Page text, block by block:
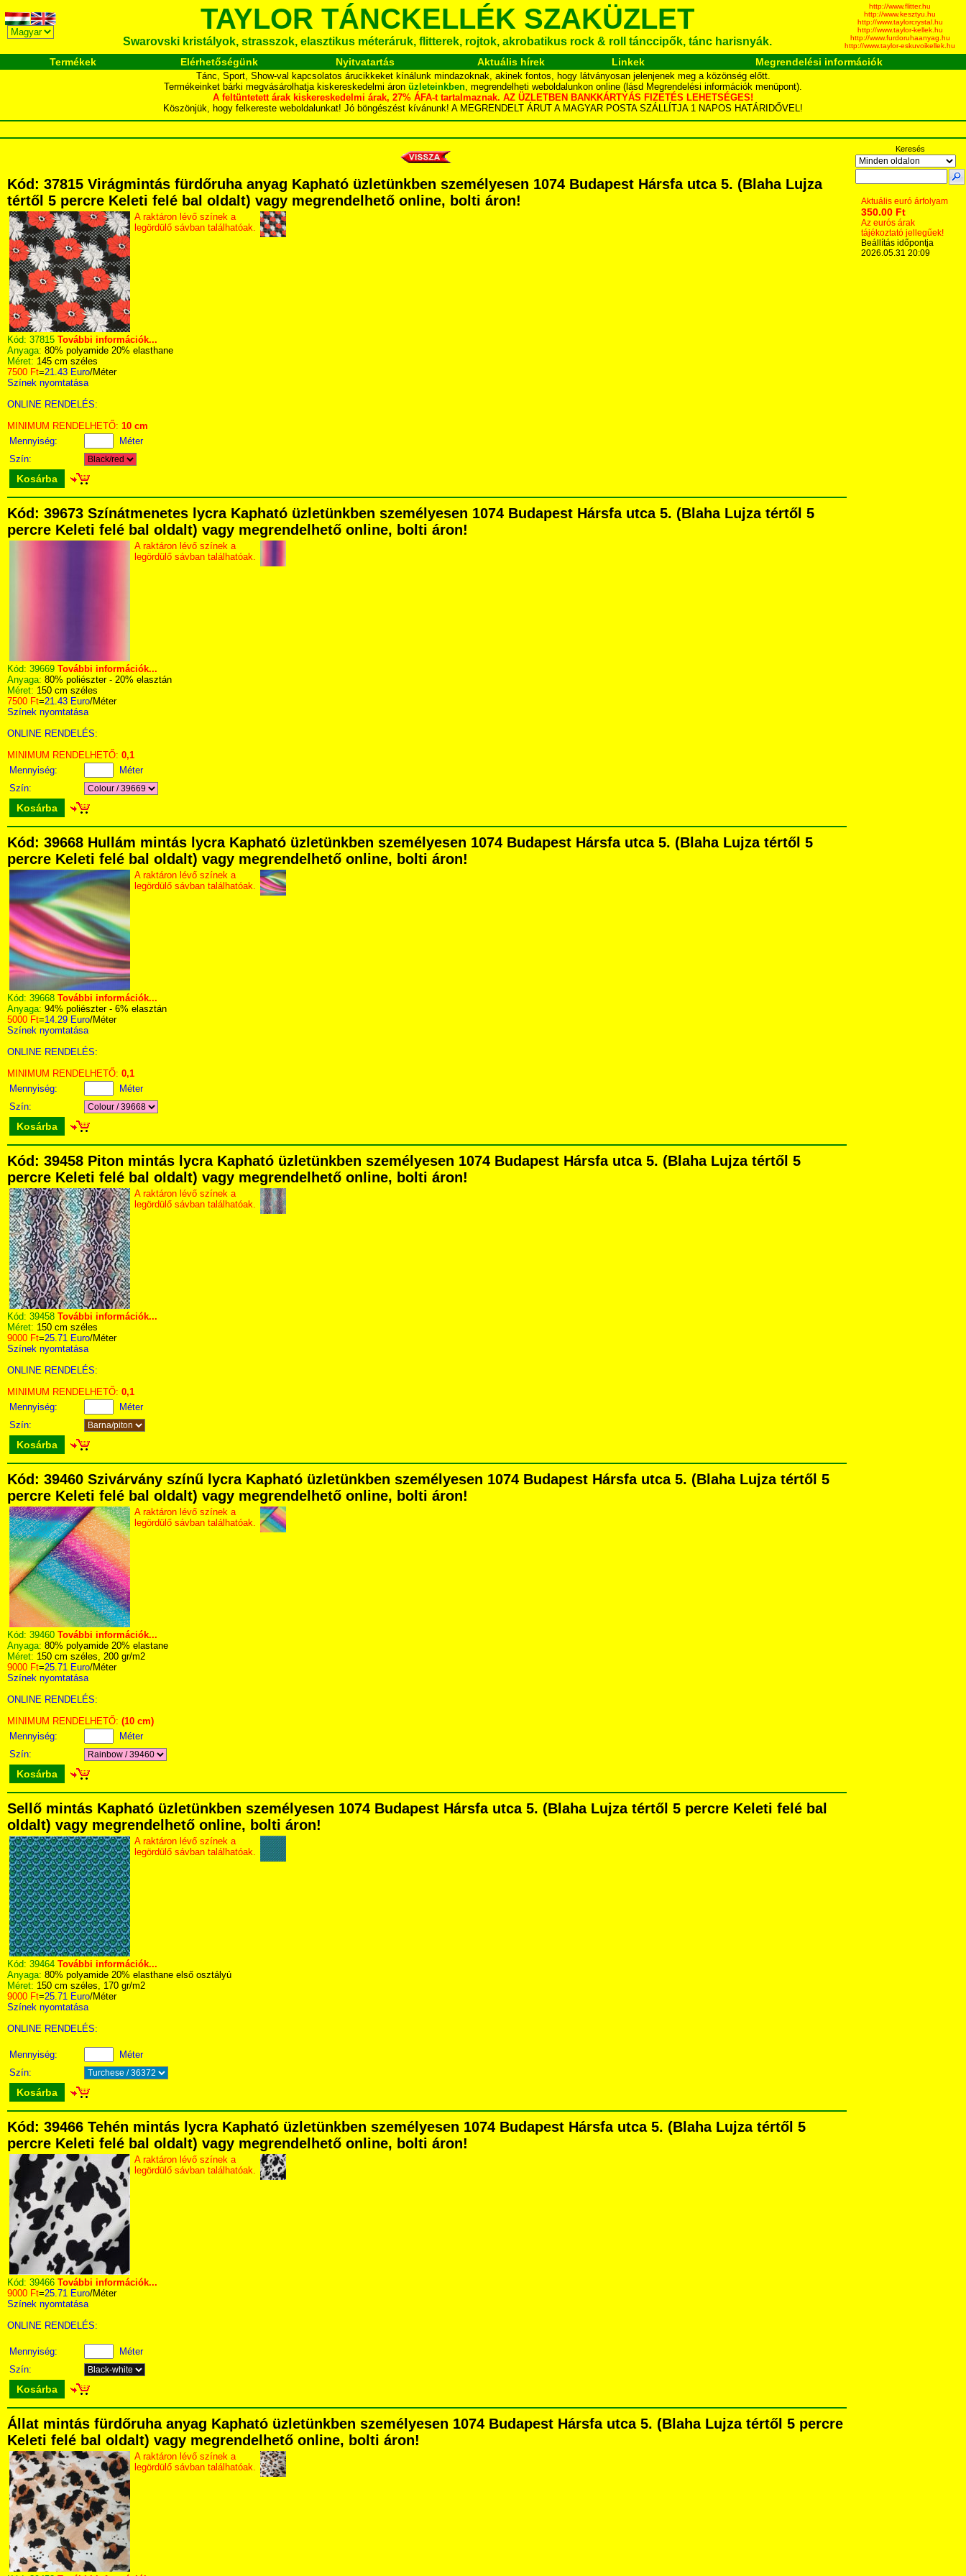
TAYLOR TÁNCKELLÉK SZAKÜZLET
Swarovski kristályok, strasszok, elasztikus méteráruk, flitterek, rojtok, akrobatikus rock & roll tánccipők, tánc harisnyák.
http://www.flitter.hu
http://www.kesztyu.hu
http://www.taylorcrystal.hu
http://www.taylor-kellek.hu
http://www.furdoruhaanyag.hu
http://www.taylor-eskuvoikellek.hu
Termékek Elérhetőségünk Nyitvatartás Aktuális hírek Linkek Megrendelési információk
Tánc, Sport, Show-val kapcsolatos árucikkeket kínálunk mindazoknak, akinek fontos, hogy látványosan jelenjenek meg a közönség előtt.
Termékeinket bárki megvásárolhatja kiskereskedelmi áron üzleteinkben, megrendelheti weboldalunkon online (lásd Megrendelési információk menüpont).
A feltüntetett árak kiskereskedelmi árak, 27% ÁFA-t tartalmaznak. AZ ÜZLETBEN BANKKÁRTYÁS FIZETÉS LEHETSÉGES!
Köszönjük, hogy felkereste weboldalunkat! Jó böngészést kívánunk! A MEGRENDELT ÁRUT A MAGYAR POSTA SZÁLLÍTJA 1 NAPOS HATÁRIDŐVEL!
Kód: 37815 Virágmintás fürdőruha anyag Kapható üzletünkben személyesen 1074 Budapest Hársfa utca 5. (Blaha Lujza
tértől 5 percre Keleti felé bal oldalt) vagy megrendelhető online, bolti áron!
A raktáron lévő színek a
legördülő sávban találhatóak.
Kód: 37815 További információk...
Anyaga: 80% polyamide 20% elasthane
Méret: 145 cm széles
7500 Ft=21.43 Euro/Méter
Színek nyomtatása
ONLINE RENDELÉS:
MINIMUM RENDELHETŐ: 10 cm
Mennyiség:
Méter
Szín:
Kosárba
Kód: 39673 Színátmenetes lycra Kapható üzletünkben személyesen 1074 Budapest Hársfa utca 5. (Blaha Lujza tértől 5
percre Keleti felé bal oldalt) vagy megrendelhető online, bolti áron!
A raktáron lévő színek a
legördülő sávban találhatóak.
Kód: 39669 További információk...
Anyaga: 80% poliészter - 20% elasztán
Méret: 150 cm széles
7500 Ft=21.43 Euro/Méter
Színek nyomtatása
ONLINE RENDELÉS:
MINIMUM RENDELHETŐ: 0,1
Mennyiség:
Méter
Szín:
Kosárba
Kód: 39668 Hullám mintás lycra Kapható üzletünkben személyesen 1074 Budapest Hársfa utca 5. (Blaha Lujza tértől 5
percre Keleti felé bal oldalt) vagy megrendelhető online, bolti áron!
A raktáron lévő színek a
legördülő sávban találhatóak.
Kód: 39668 További információk...
Anyaga: 94% poliészter - 6% elasztán
5000 Ft=14.29 Euro/Méter
Színek nyomtatása
ONLINE RENDELÉS:
MINIMUM RENDELHETŐ: 0,1
Mennyiség:
Méter
Szín:
Kosárba
Kód: 39458 Piton mintás lycra Kapható üzletünkben személyesen 1074 Budapest Hársfa utca 5. (Blaha Lujza tértől 5
percre Keleti felé bal oldalt) vagy megrendelhető online, bolti áron!
A raktáron lévő színek a
legördülő sávban találhatóak.
Kód: 39458 További információk...
Méret: 150 cm széles
9000 Ft=25.71 Euro/Méter
Színek nyomtatása
ONLINE RENDELÉS:
MINIMUM RENDELHETŐ: 0,1
Mennyiség:
Méter
Szín:
Kosárba
Kód: 39460 Szivárvány színű lycra Kapható üzletünkben személyesen 1074 Budapest Hársfa utca 5. (Blaha Lujza tértől 5
percre Keleti felé bal oldalt) vagy megrendelhető online, bolti áron!
A raktáron lévő színek a
legördülő sávban találhatóak.
Kód: 39460 További információk...
Anyaga: 80% polyamide 20% elastane
Méret: 150 cm széles, 200 gr/m2
9000 Ft=25.71 Euro/Méter
Színek nyomtatása
ONLINE RENDELÉS:
MINIMUM RENDELHETŐ: (10 cm)
Mennyiség:
Méter
Szín:
Kosárba
Sellő mintás Kapható üzletünkben személyesen 1074 Budapest Hársfa utca 5. (Blaha Lujza tértől 5 percre Keleti felé bal
oldalt) vagy megrendelhető online, bolti áron!
A raktáron lévő színek a
legördülő sávban találhatóak.
Kód: 39464 További információk...
Anyaga: 80% polyamide 20% elasthane első osztályú
Méret: 150 cm széles, 170 gr/m2
9000 Ft=25.71 Euro/Méter
Színek nyomtatása
ONLINE RENDELÉS:
Mennyiség:
Méter
Szín:
Kosárba
Kód: 39466 Tehén mintás lycra Kapható üzletünkben személyesen 1074 Budapest Hársfa utca 5. (Blaha Lujza tértől 5
percre Keleti felé bal oldalt) vagy megrendelhető online, bolti áron!
A raktáron lévő színek a
legördülő sávban találhatóak.
Kód: 39466 További információk...
9000 Ft=25.71 Euro/Méter
Színek nyomtatása
ONLINE RENDELÉS:
Mennyiség:
Méter
Szín:
Kosárba
Állat mintás fürdőruha anyag Kapható üzletünkben személyesen 1074 Budapest Hársfa utca 5. (Blaha Lujza tértől 5 percre
Keleti felé bal oldalt) vagy megrendelhető online, bolti áron!
A raktáron lévő színek a
legördülő sávban találhatóak.
Keresés
Aktuális euró árfolyam
350.00 Ft
Az eurós árak
tájékoztató jellegűek!
Beállítás időpontja
2026.05.31 20:09